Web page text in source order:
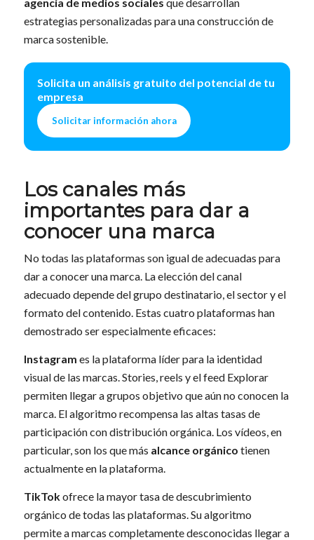
agencia de medios sociales que desarrollan
estrategias personalizadas para una construcción de
marca sostenible.
Solicita un análisis gratuito del potencial de tu
empresa
Solicitar información ahora
Los canales más
importantes para dar a
conocer una marca
No todas las plataformas son igual de adecuadas para
dar a conocer una marca. La elección del canal
adecuado depende del grupo destinatario, el sector y el
formato del contenido. Estas cuatro plataformas han
demostrado ser especialmente eficaces:
Instagram es la plataforma líder para la identidad
visual de las marcas. Stories, reels y el feed Explorar
permiten llegar a grupos objetivo que aún no conocen la
marca. El algoritmo recompensa las altas tasas de
participación con distribución orgánica. Los vídeos, en
particular, son los que más alcance orgánico tienen
actualmente en la plataforma.
TikTokofrece la mayor tasa de descubrimiento
orgánico de todas las plataformas. Su algoritmo
permite a marcas completamente desconocidas llegar a